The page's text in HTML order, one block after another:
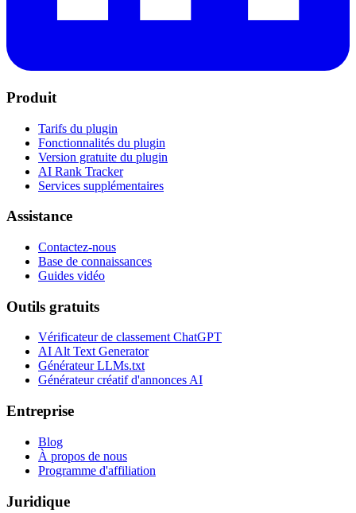
Produit
Tarifs du plugin
Fonctionnalités du plugin
Version gratuite du plugin
AI Rank Tracker
Services supplémentaires
Assistance
Contactez-nous
Base de connaissances
Guides vidéo
Outils gratuits
Vérificateur de classement ChatGPT
AI Alt Text Generator
Générateur LLMs.txt
Générateur créatif d'annonces AI
Entreprise
Blog
À propos de nous
Programme d'affiliation
Juridique